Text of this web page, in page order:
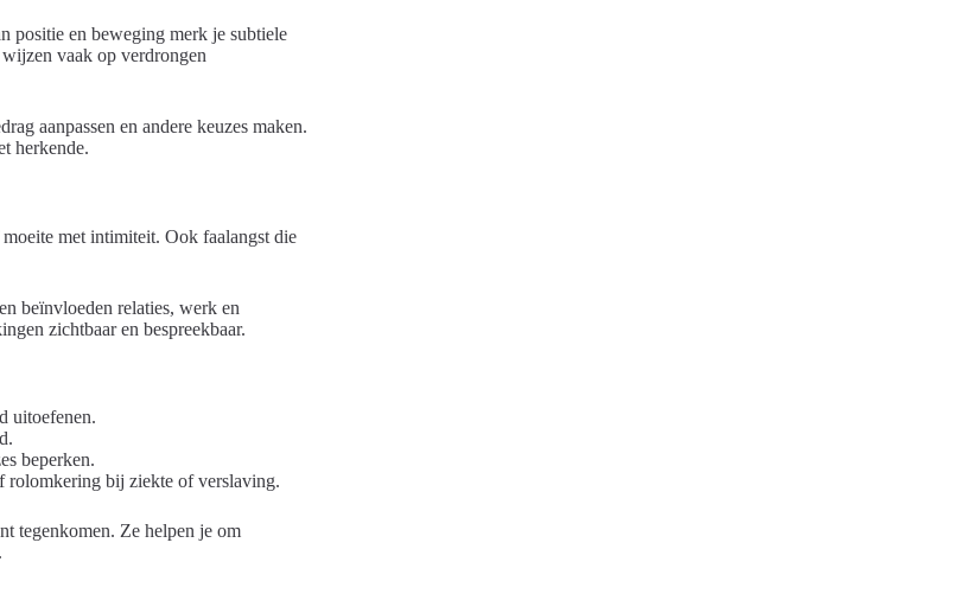
positie en beweging merk je subtiele
vaak op verdrongen
aanpassen en andere keuzes maken.
herkende.
met intimiteit. Ook faalangst die
beïnvloeden relaties, werk en
zichtbaar en bespreekbaar.
uitoefenen.
beperken.
rolomkering bij ziekte of verslaving.
tegenkomen. Ze helpen je om